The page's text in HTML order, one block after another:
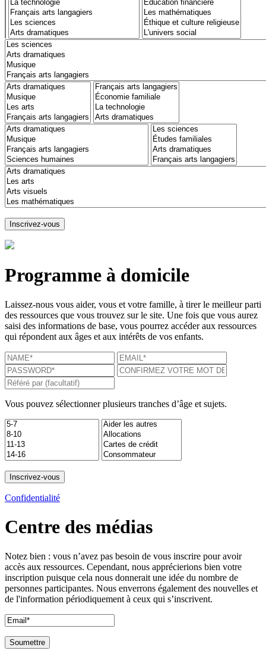
Programme à domicile
Laissez-nous vous aider, vous et votre famille, à tirer le meilleur parti
des ressources que vous trouvez sur le site. Une fois que vous aurez
saisi des informations de base, vous pourrez accéder aux ressources
qui répondent aux âges et aux intérêts de vos enfants.
Vous pouvez sélectionner plusieurs tranches d’âge et sujets.
Confidentialité
Centre des médias
Notez bien : vous n’avez pas besoin de vous inscrire pour avoir
accès aux ressources. Cependant, nous apprécierions bien votre
inscription puisque cela nous donnerait une idée du nombre de
personnes participantes. Nous enverrons également des nouvelles et
de l'information périodiquement à ceux qui s’inscrivent.